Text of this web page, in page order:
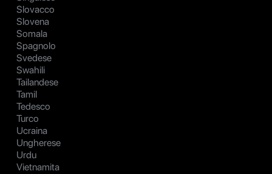
Slovacco
Slovena
Somala
Spagnolo
Svedese
Swahili
Tailandese
Tamil
Tedesco
Turco
Ucraina
Ungherese
Urdu
Vietnamita